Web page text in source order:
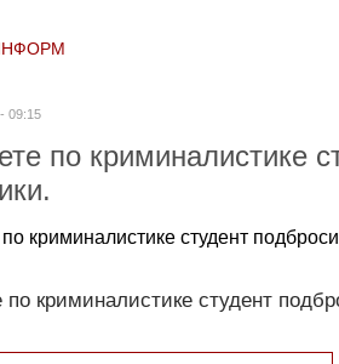
09:15
по криминалистике
криминалистике студент
по криминалистике студент